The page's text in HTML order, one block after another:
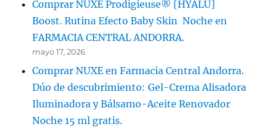
Comprar NUXE Prodigieuse® [HYALU]
Boost. Rutina Efecto Baby Skin Noche en
FARMACIA CENTRAL ANDORRA.
mayo 17, 2026
Comprar NUXE en Farmacia Central Andorra.
Dúo de descubrimiento: Gel-Crema Alisadora
Iluminadora y Bálsamo-Aceite Renovador
Noche 15 ml gratis.